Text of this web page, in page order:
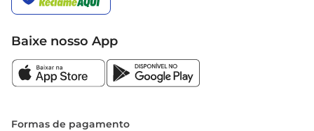
Baixe nosso App
Formas de pagamento